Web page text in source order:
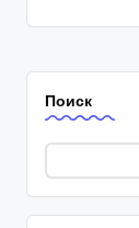
Поиск